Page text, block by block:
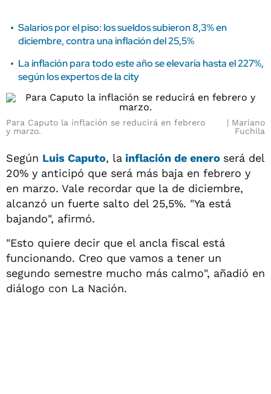
Salarios por el piso: los sueldos subieron 8,3% en
diciembre, contra una inflación del 25,5%
La inflación para todo este año se elevaría hasta el 227%,
según los expertos de la city
Para Caputo la inflación se reducirá en febrero
y marzo.
Mariano
Fuchila
Según Luis Caputo, la inflación de enero será del
20% y anticipó que será más baja en febrero y
en marzo. Vale recordar que la de diciembre,
alcanzó un fuerte salto del 25,5%. "Ya está
bajando", afirmó.
"Esto quiere decir que el ancla fiscal está
funcionando. Creo que vamos a tener un
segundo semestre mucho más calmo", añadió en
diálogo con La Nación.